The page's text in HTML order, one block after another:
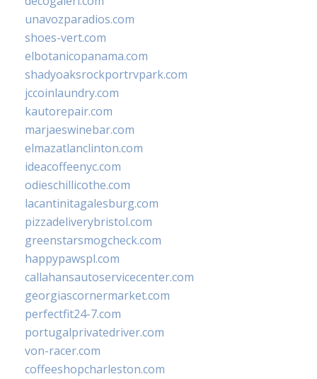
unavozparadios.com
shoes-vert.com
elbotanicopanama.com
shadyoaksrockportrvpark.com
jccoinlaundry.com
kautorepair.com
marjaeswinebar.com
elmazatlanclinton.com
ideacoffeenyc.com
odieschillicothe.com
lacantinitagalesburg.com
pizzadeliverybristol.com
greenstarsmogcheck.com
happypawspl.com
callahansautoservicecenter.com
georgiascornermarket.com
perfectfit24-7.com
portugalprivatedriver.com
von-racer.com
coffeeshopcharleston.com